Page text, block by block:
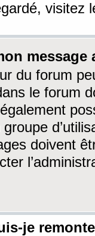
visitez
message
du forum
le forum
doivent
je